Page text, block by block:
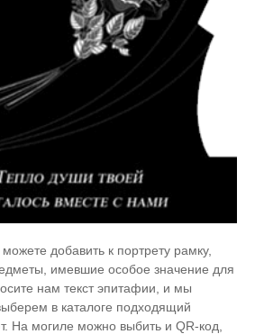
добавить к портрету рамку,
имевшие особое значение для
нам текст эпитафии, и мы
в каталоге подходящий
На могиле можно выбить и QR-код,